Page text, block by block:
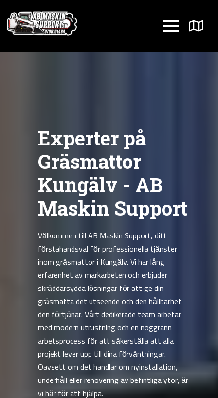
Experter på
Gräsmattor
Kungälv - AB
Maskin Support
Välkommen till AB Maskin Support, ditt
förstahandsval för professionella tjänster
inom gräsmattor i Kungälv. Vi har lång
erfarenhet av markarbeten och erbjuder
skräddarsydda lösningar för att ge din
gräsmatta det utseende och den hållbarhet
den förtjänar. Vårt dedikerade team arbetar
med modern utrustning och en noggrann
arbetsprocess för att säkerställa att alla
projekt lever upp till dina förväntningar.
Oavsett om det handlar om nyinstallation,
underhåll eller renovering av befintliga ytor, är
vi här för att hjälpa.